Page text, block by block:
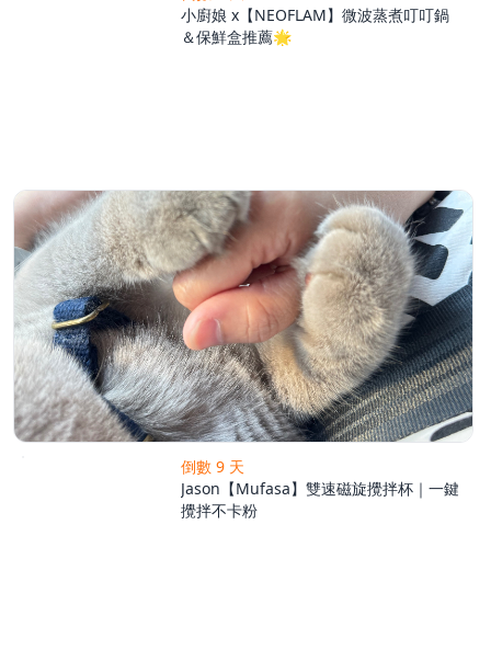
小廚娘 x【NEOFLAM】微波蒸煮叮叮鍋
＆保鮮盒推薦🌟
倒數 9 天
Jason【Mufasa】雙速磁旋攪拌杯｜一鍵
攪拌不卡粉